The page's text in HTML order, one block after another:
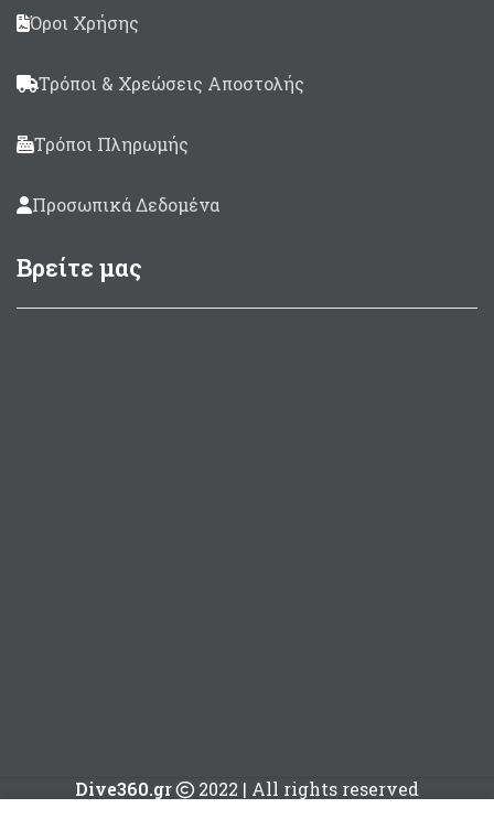
Όροι Χρήσης
Τρόποι & Χρεώσεις Αποστολής
Τρόποι Πληρωμής
Προσωπικά Δεδομένα
Βρείτε μας
Dive360.gr
2022 | All rights reserved